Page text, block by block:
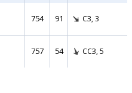
754 91 СЗ, 3
757 54 ССЗ, 5